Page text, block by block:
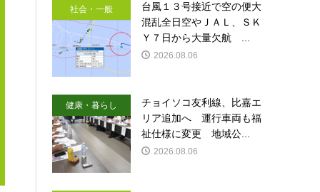
社会・一般
台風１３号接近で空の便大
混乱全日空やＪＡＬ、ＳＫ
Ｙ７日から大量欠航 ...
2026.08.06
健康・暮らし
チョイソコ友利線、比嘉エ
リア追加へ 運行車両も福
祉仕様に変更 地域公...
2026.08.06